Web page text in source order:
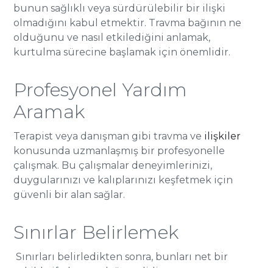
bunun sağlıklı veya sürdürülebilir bir ilişki
olmadığını kabul etmektir. Travma bağının ne
olduğunu ve nasıl etkilediğini anlamak,
kurtulma sürecine başlamak için önemlidir.
Profesyonel Yardım
Aramak
Terapist veya danışman gibi travma ve ilişkiler
konusunda uzmanlaşmış bir profesyonelle
çalışmak. Bu çalışmalar deneyimlerinizi,
duygularınızı ve kalıplarınızı keşfetmek için
güvenli bir alan sağlar.
Sınırlar Belirlemek
Sınırları belirledikten sonra, bunları net bir